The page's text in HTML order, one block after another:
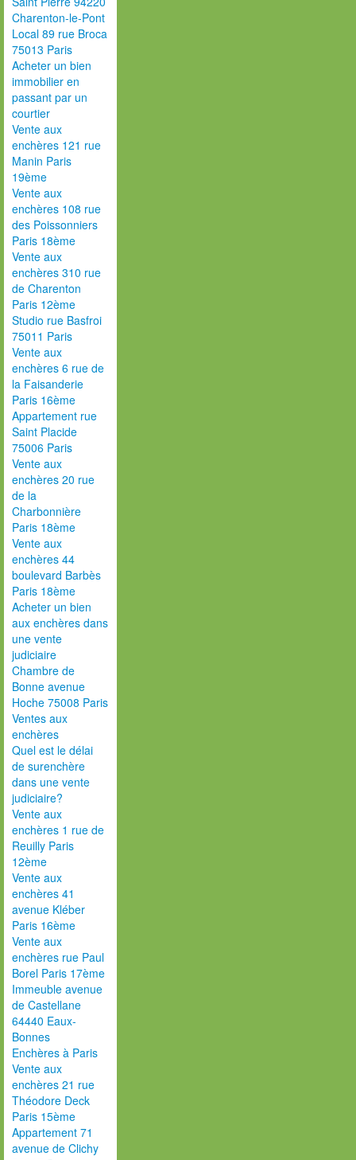
Charenton-le-Pont
Local 89 rue Broca
75013 Paris
Acheter un bien
immobilier en
passant par un
courtier
Vente aux
enchères 121 rue
Manin Paris
19ème
Vente aux
enchères 108 rue
des Poissonniers
Paris 18ème
Vente aux
enchères 310 rue
de Charenton
Paris 12ème
Studio rue Basfroi
75011 Paris
Vente aux
enchères 6 rue de
la Faisanderie
Paris 16ème
Appartement rue
Saint Placide
75006 Paris
Vente aux
enchères 20 rue
de la
Charbonnière
Paris 18ème
Vente aux
enchères 44
boulevard Barbès
Paris 18ème
Acheter un bien
aux enchères dans
une vente
judiciaire
Chambre de
Bonne avenue
Hoche 75008 Paris
Ventes aux
enchères
Quel est le délai
de surenchère
dans une vente
judiciaire?
Vente aux
enchères 1 rue de
Reuilly Paris
12ème
Vente aux
enchères 41
avenue Kléber
Paris 16ème
Vente aux
enchères rue Paul
Borel Paris 17ème
Immeuble avenue
de Castellane
64440 Eaux-
Bonnes
Enchères à Paris
Vente aux
enchères 21 rue
Théodore Deck
Paris 15ème
Appartement 71
avenue de Clichy